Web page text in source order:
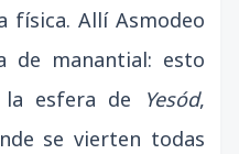
física. Allí Asmodeo
de manantial: esto
esfera de
Yesód,
se vierten todas